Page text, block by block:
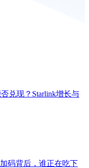
兑现？Starlink增长与
码背后，谁正在吃下